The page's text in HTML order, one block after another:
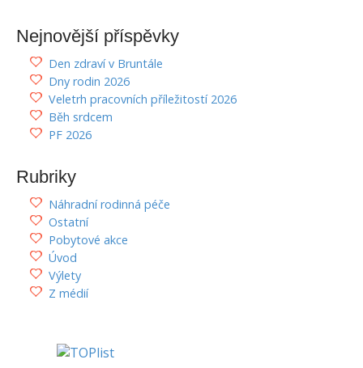
c
Nejnovější příspěvky
Den zdraví v Bruntále
Dny rodin 2026
Veletrh pracovních příležitostí 2026
Běh srdcem
PF 2026
Rubriky
Náhradní rodinná péče
Ostatní
Pobytové akce
Úvod
Výlety
Z médií